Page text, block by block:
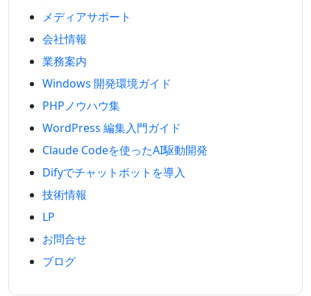
メディアサポート
会社情報
業務案内
Windows 開発環境ガイド
PHPノウハウ集
WordPress 編集入門ガイド
Claude Codeを使ったAI駆動開発
Difyでチャットボットを導入
技術情報
LP
お問合せ
ブログ